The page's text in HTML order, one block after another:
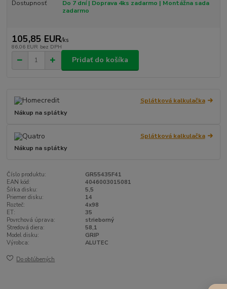
Dostupnosť
Do 7 dní | Doprava 4ks zadarmo | Montážna sada
zadarmo
105,85 EUR/ks
86,06 EUR bez DPH
Pridať do košíka
Splátková kalkulačka
Nákup na splátky
Splátková kalkulačka
Nákup na splátky
Číslo produktu:
GR55435F41
EAN kód:
4046003015081
Šírka disku:
5,5
Priemer disku:
14
Rozteč:
4x98
ET:
35
Povrchová úprava:
strieborný
Stredová diera:
58,1
Model disku:
GRIP
Výrobca:
ALUTEC
Do obľúbených